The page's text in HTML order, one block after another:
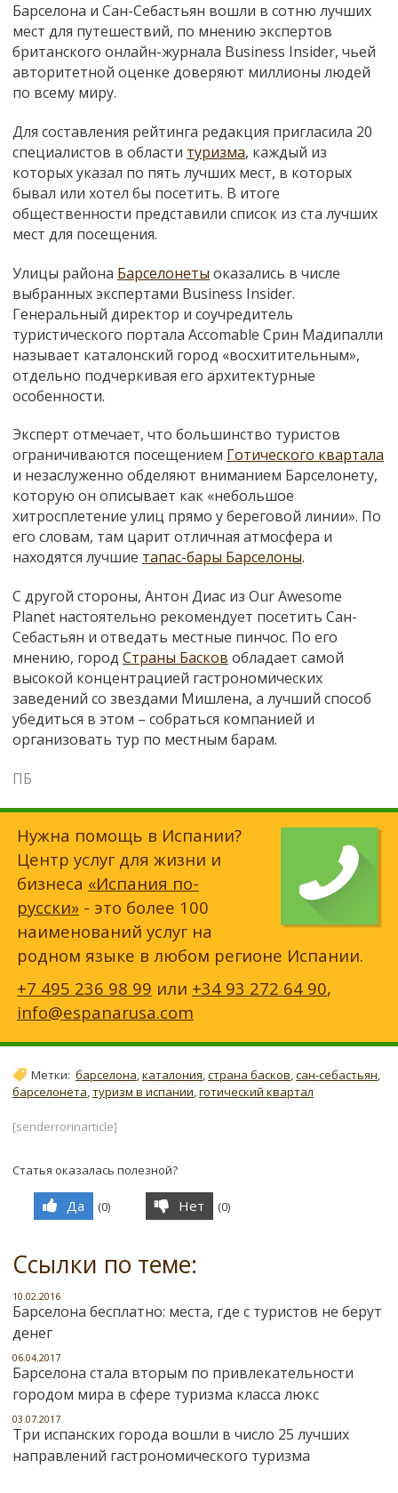
Барселона и Сан-Себастьян вошли в сотню лучших
мест для путешествий, по мнению экспертов
британского онлайн-журнала Business Insider, чьей
авторитетной оценке доверяют миллионы людей
по всему миру.
Для составления рейтинга редакция пригласила 20
специалистов в области туризма, каждый из
которых указал по пять лучших мест, в которых
бывал или хотел бы посетить. В итоге
общественности представили список из ста лучших
мест для посещения.
Улицы района Барселонеты оказались в числе
выбранных экспертами Business Insider.
Генеральный директор и соучредитель
туристического портала Accomable Срин Мадипалли
называет каталонский город «восхитительным»,
отдельно подчеркивая его архитектурные
особенности.
Эксперт отмечает, что большинство туристов
ограничиваются посещением Готического квартала
и незаслуженно обделяют вниманием Барселонету,
которую он описывает как «небольшое
хитросплетение улиц прямо у береговой линии». По
его словам, там царит отличная атмосфера и
находятся лучшие тапас-бары Барселоны.
С другой стороны, Антон Диас из Our Awesome
Planet настоятельно рекомендует посетить Сан-
Себастьян и отведать местные пинчос. По его
мнению, город Страны Басков обладает самой
высокой концентрацией гастрономических
заведений со звездами Мишлена, а лучший способ
убедиться в этом – собраться компанией и
организовать тур по местным барам.
ПБ
Нужна помощь в Испании?
Центр услуг для жизни и
бизнеса «Испания по-
русски» - это более 100
наименований услуг на
родном языке в любом регионе Испании.
+7 495 236 98 99 или +34 93 272 64 90,
info@espanarusa.com
Метки: барселона,каталония,страна басков,сан-себастьян,
барселонета,туризм в испании,готический квартал
[senderrorinarticle]
Статья оказалась полезной?
Да (0) Нет (0)
Ссылки по теме:
10.02.2016
Барселона бесплатно: места, где с туристов не берут
денег
06.04.2017
Барселона стала вторым по привлекательности
городом мира в сфере туризма класса люкс
03.07.2017
Три испанских города вошли в число 25 лучших
направлений гастрономического туризма